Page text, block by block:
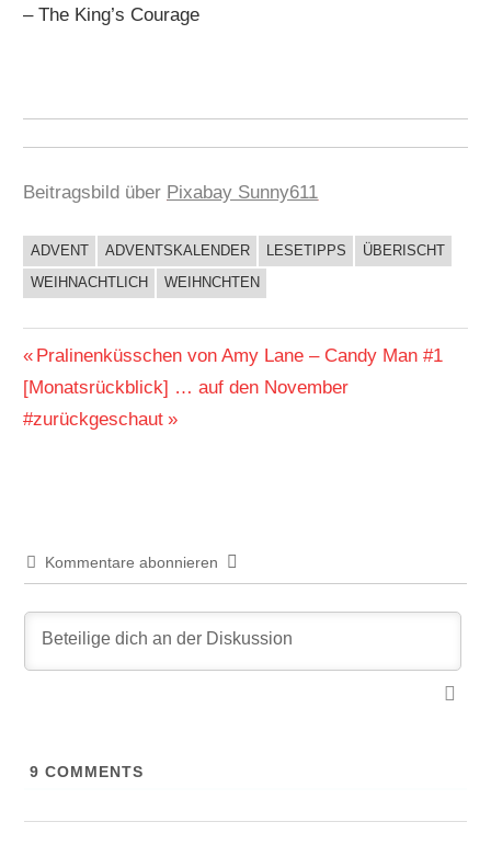
– The King’s Courage
Beitragsbild über Pixabay Sunny611
BUCHIGES
GEWINNSPIEL
ADVENT ADVENTSKALENDER LESETIPPS
ÜBERISCHT
WEIHNACHTLICH
WEIHNCHTEN
Beitragsnavigation
Vorheriger
Beitrag:
Pralinenküsschen von Amy Lane – Candy Man #1
Nächster
Beitrag:
[Monatsrückblick] … auf den November
#zurückgeschaut
Kommentare abonnieren
9 COMMENTS